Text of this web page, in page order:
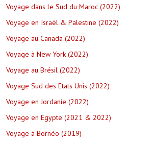
Voyage dans le Sud du Maroc (2022)
Voyage en Israël & Palestine (2022)
Voyage au Canada (2022)
Voyage à New York (2022)
Voyage au Brésil (2022)
Voyage Sud des Etats Unis (2022)
Voyage en Jordanie (2022)
Voyage en Egypte (2021 & 2022)
Voyage à Bornéo (2019)